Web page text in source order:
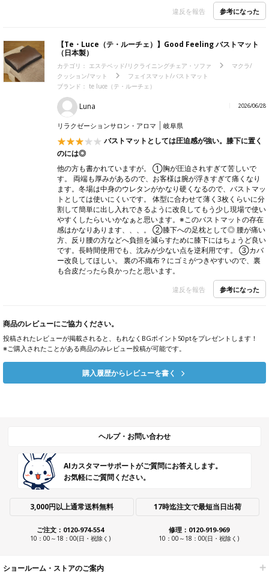
違反を報告 参考になった
【Te・Luce（テ・ルーチェ）】Good Feeling バストマット
（日本製）
カテゴリ： エステベッド/リクライニングチェア・ソファ
マクラ/
クッション/マット
フェイスマット/バストマット
ブランド： te luce（テ・ルーチェ）
Luna 2026/06/28
リラクゼーションサロン・アロマ 岐阜県
バストマットとしては圧迫感が強い。膝下に置く
のには◎
他の方も書かれていますが。 ①胸が圧迫されすぎて苦しいで
す。 両端も厚みがあるので、お客様は腕が浮きすぎて痛くなり
ます。冬場は中身のウレタンがかなり硬くなるので、バストマッ
トとしては使いにくいです。 体型に合わせて薄く3枚くらいに分
割して簡単に出し入れできるように改良してもう少し現場で使い
やすくしたらいいかなぁと思います。※このバストマットの存在
感はかなりあります、、、。 ②膝下への足枕として◎ 腰が痛い
方、反り腰の方などへ負担を減らすために膝下にはちょうど良い
です。長時間使用でも、沈みが少ない点を逆利用です。 ③カバ
ー改良してほしい。 裏の不織布？にゴミがつきやすいので、裏
も合皮だったら良かったと思います。
違反を報告 参考になった
商品のレビューにご協力ください。
投稿されたレビューが掲載されると、もれなくBGポイント50ptをプレゼントします！
※ご購入されたことがある商品のみレビュー投稿が可能です。
購入履歴からレビューを書く
ヘルプ・お問い合わせ
AIカスタマーサポートがご質問にお答えします。
お気軽にご質問ください。
3,000円以上通常送料無料 17時迄注文で最短当日出荷
ご注文：0120-974-554
10：00～18：00(日・祝除く)
修理：0120-919-969
10：00～18：00(日・祝除く)
ショールーム・ストアのご案内